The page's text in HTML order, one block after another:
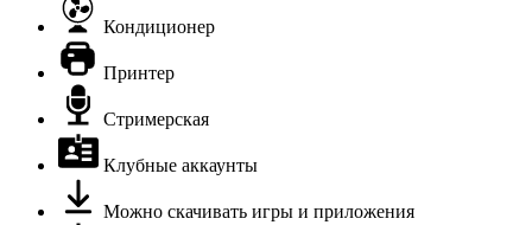
Кондиционер
Принтер
Стримерская
Клубные аккаунты
Можно скачивать игры и приложения